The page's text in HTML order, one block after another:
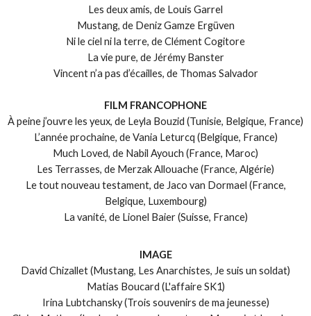
Les deux amis, de Louis Garrel
Mustang, de Deniz Gamze Ergüven
Ni le ciel ni la terre, de Clément Cogitore
La vie pure, de Jérémy Banster
Vincent n’a pas d’écailles, de Thomas Salvador
FILM FRANCOPHONE
À peine j’ouvre les yeux, de Leyla Bouzid (Tunisie, Belgique, France)
L’année prochaine, de Vania Leturcq (Belgique, France)
Much Loved, de Nabil Ayouch (France, Maroc)
Les Terrasses, de Merzak Allouache (France, Algérie)
Le tout nouveau testament, de Jaco van Dormael (France,
Belgique, Luxembourg)
La vanité, de Lionel Baier (Suisse, France)
IMAGE
David Chizallet (Mustang, Les Anarchistes, Je suis un soldat)
Matias Boucard (L'affaire SK1)
Irina Lubtchansky (Trois souvenirs de ma jeunesse)